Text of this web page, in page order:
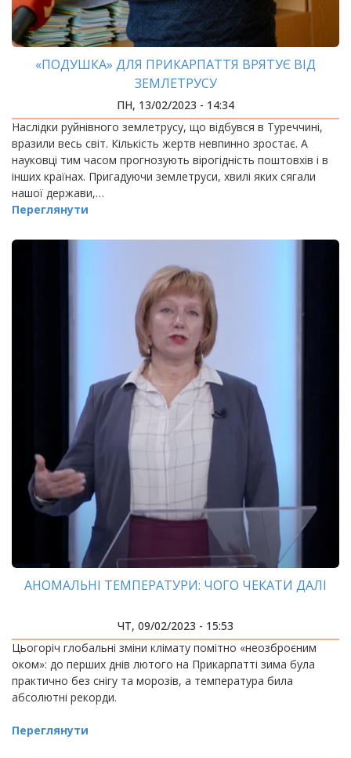
«ПОДУШКА» ДЛЯ ПРИКАРПАТТЯ ВРЯТУЄ ВІД
ЗЕМЛЕТРУСУ
ПН, 13/02/2023 - 14:34
Наслідки руйнівного землетрусу, що відбувся в Туреччині,
вразили весь світ. Кількість жертв невпинно зростає. А
науковці тим часом прогнозують вірогідність поштовхів і в
інших країнах. Пригадуючи землетруси, хвилі яких сягали
нашої держави,…
Переглянути
АНОМАЛЬНІ ТЕМПЕРАТУРИ: ЧОГО ЧЕКАТИ ДАЛІ
ЧТ, 09/02/2023 - 15:53
Цьогоріч глобальні зміни клімату помітно «неозброєним
оком»: до перших днів лютого на Прикарпатті зима була
практично без снігу та морозів, а температура била
абсолютні рекорди.
Переглянути